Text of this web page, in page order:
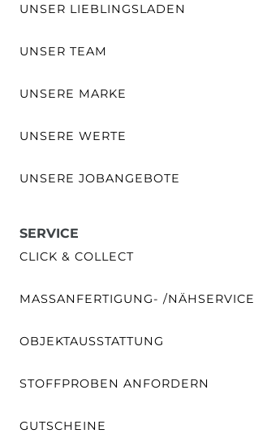
UNSER LIEBLINGSLADEN
UNSER TEAM
UNSERE MARKE
UNSERE WERTE
UNSERE JOBANGEBOTE
SERVICE
CLICK & COLLECT
MASSANFERTIGUNG- /NÄHSERVICE
OBJEKTAUSSTATTUNG
STOFFPROBEN ANFORDERN
GUTSCHEINE